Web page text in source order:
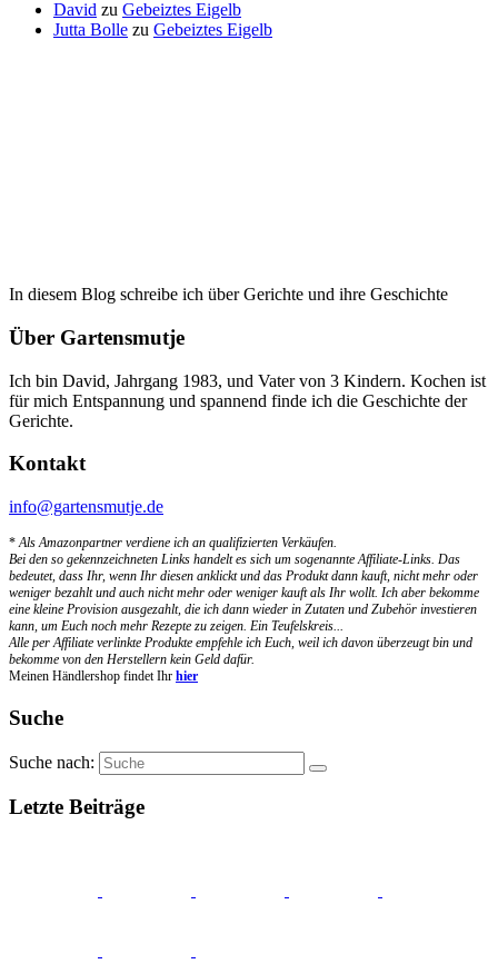
David zu Gebeiztes Eigelb
Jutta Bolle zu Gebeiztes Eigelb
In diesem Blog schreibe ich über Gerichte und ihre Geschichte
Über Gartensmutje
Ich bin David, Jahrgang 1983, und Vater von 3 Kindern. Kochen ist
für mich Entspannung und spannend finde ich die Geschichte der
Gerichte.
Kontakt
info@gartensmutje.de
*Als Amazonpartner verdiene ich an qualifizierten Verkäufen.
Bei den so gekennzeichneten Links handelt es sich um sogenannte Affiliate-Links. Das
bedeutet, dass Ihr, wenn Ihr diesen anklickt und das Produkt dann kauft, nicht mehr oder
weniger bezahlt und auch nicht mehr oder weniger kauft als Ihr wollt. Ich aber bekomme
eine kleine Provision ausgezahlt, die ich dann wieder in Zutaten und Zubehör investieren
kann, um Euch noch mehr Rezepte zu zeigen. Ein Teufelskreis...
Alle per Affiliate verlinkte Produkte empfehle ich Euch, weil ich davon überzeugt bin und
bekomme von den Herstellern kein Geld dafür.
Meinen Händlershop findet Ihr hier
Suche
Suche nach:
Letzte Beiträge